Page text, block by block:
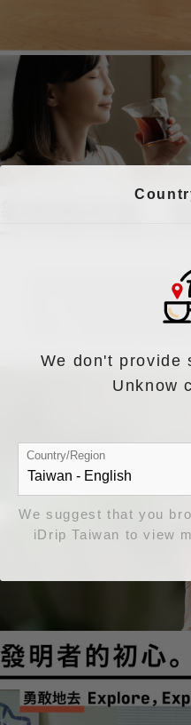
風味杯的旋紋流線設
象，更是希望每個人
流動，擁有美好視覺饗
We don't provide
Unknow
Country/Region
We suggest that you
iDrip Taiwan to view